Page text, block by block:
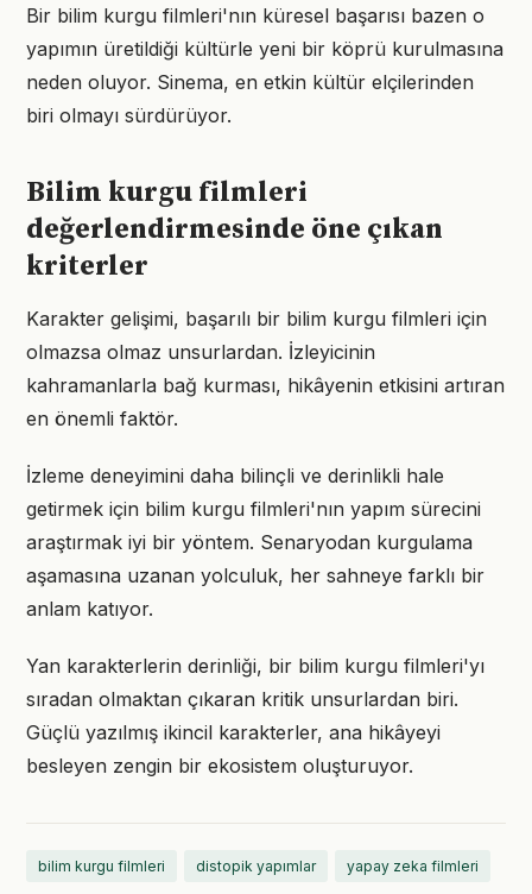
Bir bilim kurgu filmleri'nın küresel başarısı bazen o
yapımın üretildiği kültürle yeni bir köprü kurulmasına
neden oluyor. Sinema, en etkin kültür elçilerinden
biri olmayı sürdürüyor.
Bilim kurgu filmleri
değerlendirmesinde öne çıkan
kriterler
Karakter gelişimi, başarılı bir bilim kurgu filmleri için
olmazsa olmaz unsurlardan. İzleyicinin
kahramanlarla bağ kurması, hikâyenin etkisini artıran
en önemli faktör.
İzleme deneyimini daha bilinçli ve derinlikli hale
getirmek için bilim kurgu filmleri'nın yapım sürecini
araştırmak iyi bir yöntem. Senaryodan kurgulama
aşamasına uzanan yolculuk, her sahneye farklı bir
anlam katıyor.
Yan karakterlerin derinliği, bir bilim kurgu filmleri'yı
sıradan olmaktan çıkaran kritik unsurlardan biri.
Güçlü yazılmış ikincil karakterler, ana hikâyeyi
besleyen zengin bir ekosistem oluşturuyor.
bilim kurgu filmleri distopik yapımlar yapay zeka filmleri